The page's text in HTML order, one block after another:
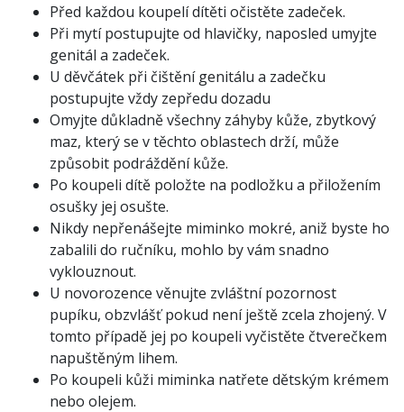
Před každou koupelí dítěti očistěte zadeček.
Při mytí postupujte od hlavičky, naposled umyjte
genitál a zadeček.
U děvčátek při čištění genitálu a zadečku
postupujte vždy zepředu dozadu
Omyjte důkladně všechny záhyby kůže, zbytkový
maz, který se v těchto oblastech drží, může
způsobit podráždění kůže.
Po koupeli dítě položte na podložku a přiložením
osušky jej osušte.
Nikdy nepřenášejte miminko mokré, aniž byste ho
zabalili do ručníku, mohlo by vám snadno
vyklouznout.
U novorozence věnujte zvláštní pozornost
pupíku, obzvlášť pokud není ještě zcela zhojený. V
tomto případě jej po koupeli vyčistěte čtverečkem
napuštěným lihem.
Po koupeli kůži miminka natřete dětským krémem
nebo olejem.